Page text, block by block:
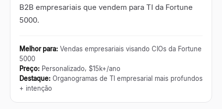
B2B empresariais que vendem para TI da Fortune
5000.
Melhor para: Vendas empresariais visando CIOs da Fortune
5000
Preço: Personalizado, $15k+/ano
Destaque: Organogramas de TI empresarial mais profundos
+ intenção